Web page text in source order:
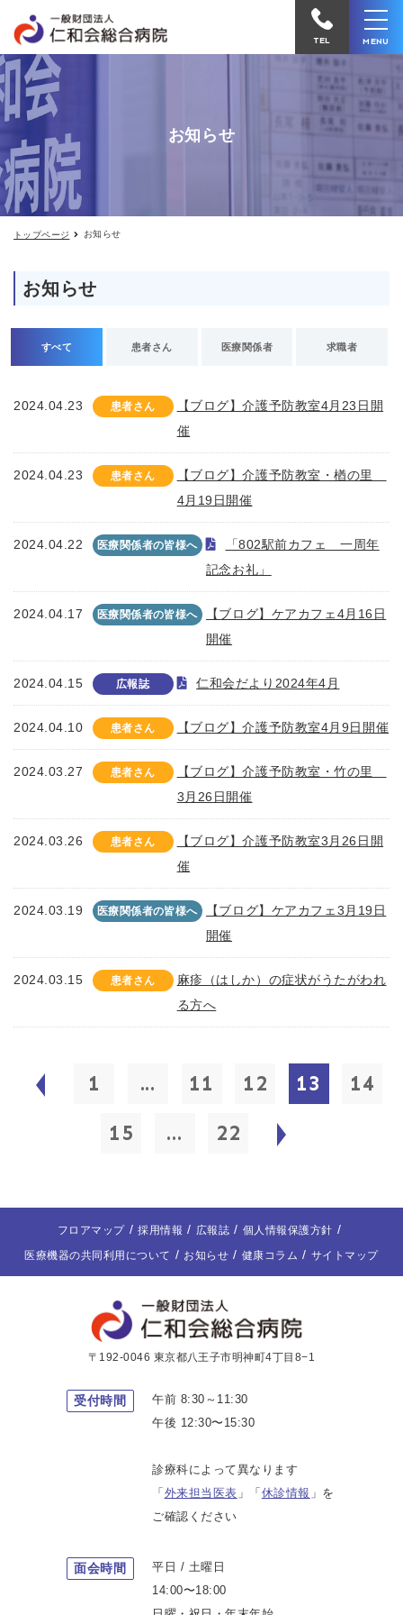
せ
病
院
電
TEL MENU
お知らせ
トップページ お知らせ
お知らせ
すべて 患者さん 医療関係者 求職者
2024.04.23 患者さん
【ブログ】介護予防教室4月23日開
催
2024.04.23 患者さん
【ブログ】介護予防教室・楢の里
4月19日開催
2024.04.22 医療関係者の皆様へ
「802駅前カフェ 一周年
記念お礼」
2024.04.17 医療関係者の皆様へ
【ブログ】ケアカフェ4月16日
開催
2024.04.15 広報誌 仁和会だより2024年4月
2024.04.10 患者さん 【ブログ】介護予防教室4月9日開催
2024.03.27 患者さん
【ブログ】介護予防教室・竹の里
3月26日開催
2024.03.26 患者さん
【ブログ】介護予防教室3月26日開
催
2024.03.19 医療関係者の皆様へ
【ブログ】ケアカフェ3月19日
開催
2024.03.15 患者さん
麻疹（はしか）の症状がうたがわれ
る方へ
1 ... 11 12 13
14
15
... 22
フロアマップ 採用情報 広報誌
個人情報保護方針
医療機器の共同利用について
お知らせ 健康コラム サイトマップ
〒192-0046 東京都八王子市明神町4丁目8−1
受付時間
午前 8:30～11:30
午後 12:30〜15:30
診療科によって異なります
「 外来担当医表 」「 休診情報 」を
ご確認ください
面会時間
平日 / 土曜日
14:00〜18:00